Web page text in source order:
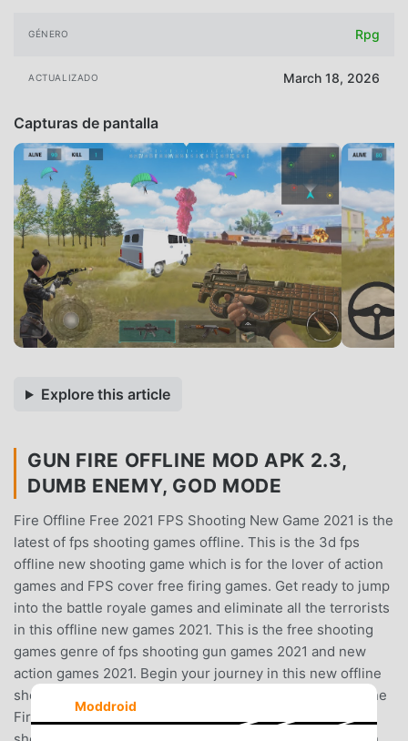
GÉNERO Rpg
ACTUALIZADO March 18, 2026
Capturas de pantalla
Explore this article
GUN FIRE OFFLINE MOD APK 2.3,
DUMB ENEMY, GOD MODE
Fire Offline Free 2021 FPS Shooting New Game 2021 is the
latest of fps shooting games offline. This is the 3d fps
offline new shooting game which is for the lover of action
games and FPS cover free firing games. Get ready to jump
into the battle royale games and eliminate all the terrorists
in this offline new games 2021. This is the free shooting
games genre of fps shooting gun games 2021 and new
action games 2021. Begin your journey in this new offline
shooting games 2021 for mobile devices.New Free Offline
Fire Games 2021 is the latest of 3d fps offline team
Moddroid